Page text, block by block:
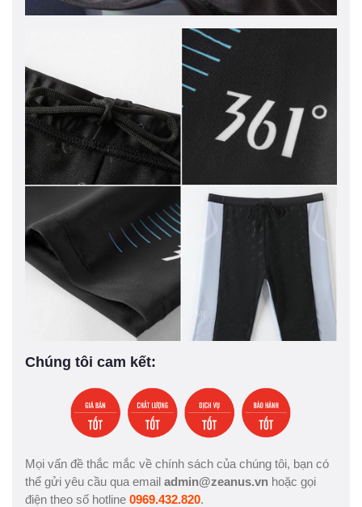
Chúng tôi cam kết:
Mọi vấn đề thắc mắc về chính sách của chúng tôi, bạn có
thể gửi yêu cầu qua email admin@zeanus.vn hoặc gọi
điện theo số hotline 0969.432.820.